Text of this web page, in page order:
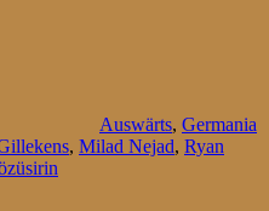
Auswärts, Germania
, Milad Nejad, Ryan